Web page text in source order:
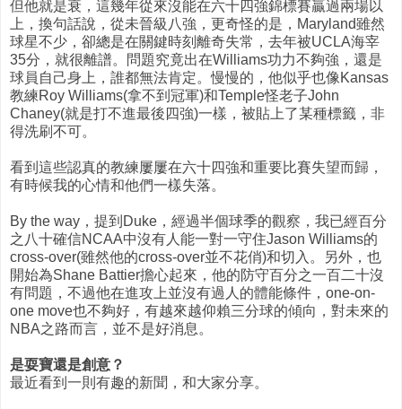
但他就是衰，這幾年從來沒能在六十四強錦標賽贏過兩場以
上，換句話說，從未晉級八強，更奇怪的是，Maryland雖然
球星不少，卻總是在關鍵時刻離奇失常，去年被UCLA海宰
35分，就很離譜。問題究竟出在Williams功力不夠強，還是
球員自己身上，誰都無法肯定。慢慢的，他似乎也像Kansas
教練Roy Williams(拿不到冠軍)和Temple怪老子John
Chaney(就是打不進最後四強)一樣，被貼上了某種標籤，非
得洗刷不可。
看到這些認真的教練屢屢在六十四強和重要比賽失望而歸，
有時候我的心情和他們一樣失落。
By the way，提到Duke，經過半個球季的觀察，我已經百分
之八十確信NCAA中沒有人能一對一守住Jason Williams的
cross-over(雖然他的cross-over並不花俏)和切入。另外，也
開始為Shane Battier擔心起來，他的防守百分之一百二十沒
有問題，不過他在進攻上並沒有過人的體能條件，one-on-
one move也不夠好，有越來越仰賴三分球的傾向，對未來的
NBA之路而言，並不是好消息。
是耍寶還是創意？
最近看到一則有趣的新聞，和大家分享。